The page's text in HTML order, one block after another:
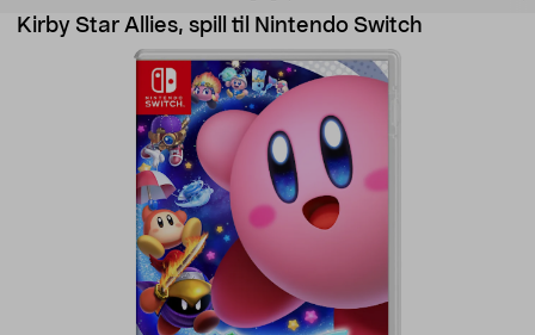
Kirby Star Allies, spill til Nintendo Switch